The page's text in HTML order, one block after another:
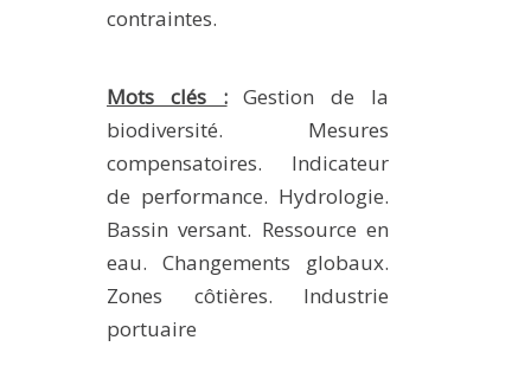
contraintes.
Mots clés :
Gestion de la
biodiversité. Mesures
compensatoires. Indicateur
de performance. Hydrologie.
Bassin versant. Ressource en
eau. Changements globaux.
Zones côtières. Industrie
portuaire